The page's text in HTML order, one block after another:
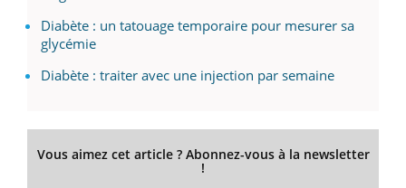
Diabète : un tatouage temporaire pour mesurer sa
glycémie
Diabète : traiter avec une injection par semaine
Vous aimez cet article ? Abonnez-vous à la newsletter
!